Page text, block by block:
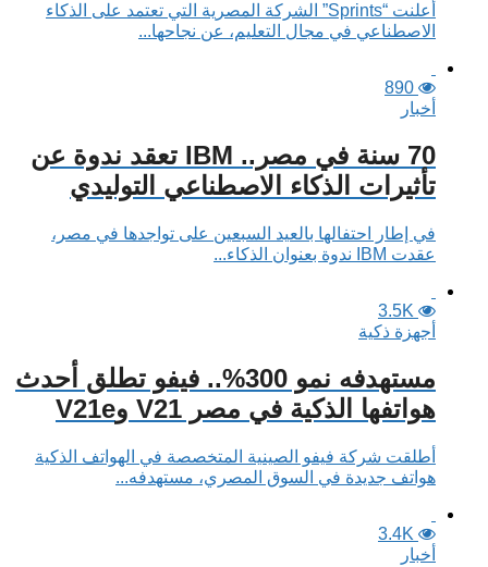
أعلنت “Sprints” الشركة المصرية التي تعتمد على الذكاء
الاصطناعي في مجال التعليم، عن نجاحها...
890
أخبار
70 سنة في مصر.. IBM تعقد ندوة عن
تأثيرات الذكاء الاصطناعي التوليدي
في إطار احتفالها بالعيد السبعين على تواجدها في مصر،
عقدت IBM ندوة بعنوان الذكاء...
3.5K
أجهزة ذكية
مستهدفه نمو 300%.. فيفو تطلق أحدث
هواتفها الذكية في مصر V21 وV21e
أطلقت شركة فيفو الصينية المتخصصة في الهواتف الذكية
هواتف جديدة في السوق المصري، مستهدفه...
3.4K
أخبار